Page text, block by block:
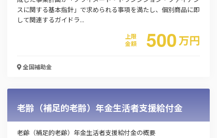
スに関する基本指針」で求められる事項を満たし、個別商品に即
して関連するガイドラ...
上限
金額
500万円
全国補助金
老齢（補足的老齢）年金生活者支援給付金
老齢（補足的老齢）年金生活者支援給付金の概要